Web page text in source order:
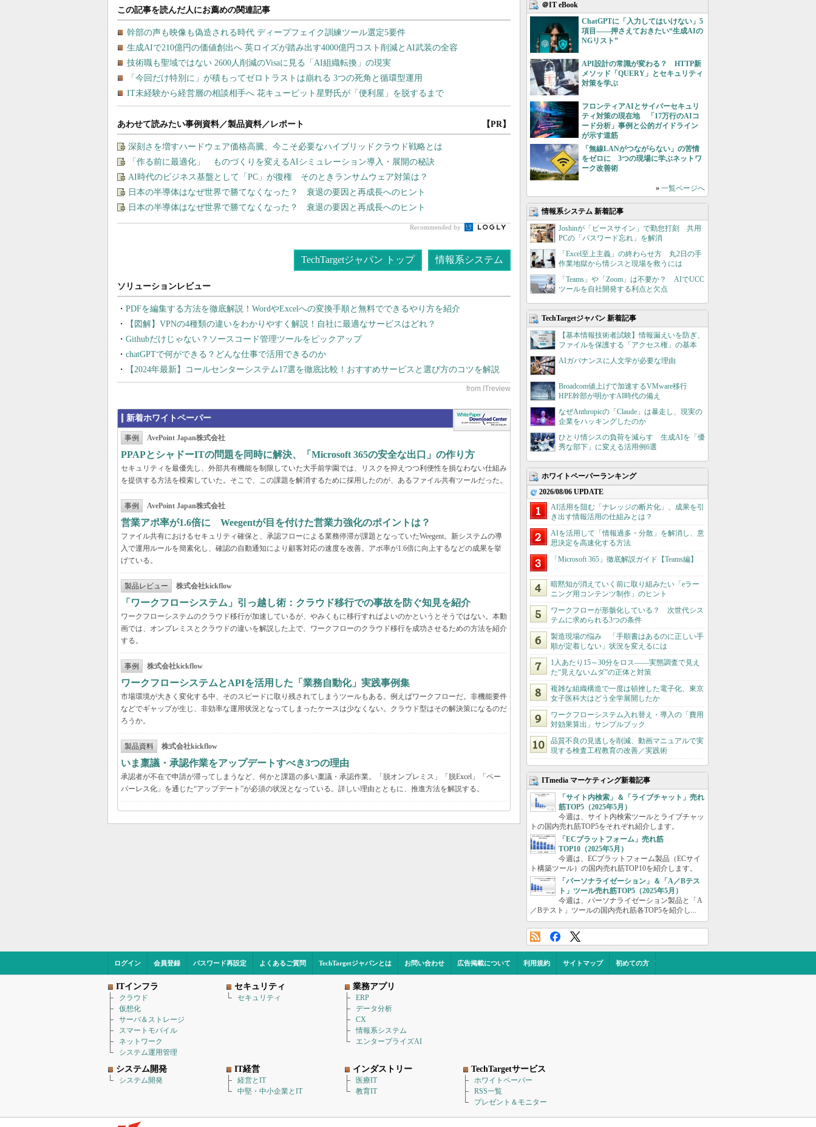
あわせて読みたい事例資料／製品資料／レポート 【PR】
深刻さを増すハードウェア価格高騰、今こそ必要なハイブリッドクラウド戦略とは
「作る前に最適化」 ものづくりを変えるAIシミュレーション導入・展開の秘訣
AI時代のビジネス基盤として「PC」が復権 そのときランサムウェア対策は？
日本の半導体はなぜ世界で勝てなくなった？ 衰退の要因と再成長へのヒント
日本の半導体はなぜ世界で勝てなくなった？ 衰退の要因と再成長へのヒント
Recommended by
TechTargetジャパン トップ 情報系システム
PDFを編集する方法を徹底解説！WordやExcelへの変換手順と無料でできるやり方を紹介
【図解】VPNの4種類の違いをわかりやすく解説！自社に最適なサービスはどれ？
Githubだけじゃない？ソースコード管理ツールをピックアップ
chatGPTで何ができる？どんな仕事で活用できるのか
【2024年最新】コールセンターシステム17選を徹底比較！おすすめサービスと選び方のコツを解説
新着ホワイトペーパー
事例 AvePoint Japan株式会社
PPAPとシャドーITの問題を同時に解決、「Microsoft 365の安全な出口」の作り方
セキュリティを最優先し、外部共有機能を制限していた大手前学園では、リスクを抑えつつ利便性を損なわない仕組み
を提供する方法を模索していた。そこで、この課題を解消するために採用したのが、あるファイル共有ツールだった。
事例 AvePoint Japan株式会社
営業アポ率が1.6倍に Weegentが目を付けた営業力強化のポイントは？
ファイル共有におけるセキュリティ確保と、承認フローによる業務停滞が課題となっていたWeegent。新システムの導
入で運用ルールを簡素化し、確認の自動通知により顧客対応の速度を改善。アポ率が1.6倍に向上するなどの成果を挙
げている。
製品レビュー 株式会社kickflow
「ワークフローシステム」引っ越し術：クラウド移行での事故を防ぐ知見を紹介
ワークフローシステムのクラウド移行が加速しているが、やみくもに移行すればよいのかというとそうではない。本動
画では、オンプレミスとクラウドの違いを解説した上で、ワークフローのクラウド移行を成功させるための方法を紹介
する。
事例 株式会社kickflow
ワークフローシステムとAPIを活用した「業務自動化」実践事例集
市場環境が大きく変化する中、そのスピードに取り残されてしまうツールもある。例えばワークフローだ。非機能要件
などでギャップが生じ、非効率な運用状況となってしまったケースは少なくない。クラウド型はその解決策になるのだ
ろうか。
製品資料 株式会社kickflow
いま稟議・承認作業をアップデートすべき3つの理由
承認者が不在で申請が滞ってしまうなど、何かと課題の多い稟議・承認作業。「脱オンプレミス」「脱Excel」「ペー
パーレス化」を通じた“アップデート”が必須の状況となっている。詳しい理由とともに、推進方法を解説する。
＠IT eBook
ChatGPTに「入力してはいけない」5
項目――押さえておきたい“生成AIの
NGリスト”
API設計の常識が変わる？ HTTP新
メソッド「QUERY」とセキュリティ
対策を学ぶ
フロンティアAIとサイバーセキュリ
ティ対策の現在地 「17万行のAIコ
ード分析」事例と公的ガイドライン
が示す道筋
「無線LANがつながらない」の苦情
をゼロに 3つの現場に学ぶネットワ
ーク改善術
» 一覧ページへ
情報系システム 新着記事
Joshinが「ピースサイン」で勤怠打刻 共用
PCの「パスワード忘れ」を解消
「Excel至上主義」の終わらせ方 丸2日の手
作業地獄から情シスと現場を救うには
「Teams」や「Zoom」は不要か？ AIでUCC
ツールを自社開発する利点と欠点
TechTargetジャパン 新着記事
【基本情報技術者試験】情報漏えいを防ぎ、
ファイルを保護する「アクセス権」の基本
AIガバナンスに人文学が必要な理由
Broadcom値上げで加速するVMware移行
HPE幹部が明かすAI時代の備え
なぜAnthropicの「Claude」は暴走し、現実の
企業をハッキングしたのか
ひとり情シスの負荷を減らす 生成AIを「優
秀な部下」に変える活用例6選
ホワイトペーパーランキング
2026/08/06 UPDATE
AI活用を阻む「ナレッジの断片化」、成果を引
き出す情報活用の仕組みとは？
AIを活用して「情報過多・分散」を解消し、意
思決定を高速化する方法
「Microsoft 365」徹底解説ガイド【Teams編】
暗黙知が消えていく前に取り組みたい「eラー
ニング用コンテンツ制作」のヒント
ワークフローが形骸化している？ 次世代シス
テムに求められる3つの条件
製造現場の悩み 「手順書はあるのに正しい手
順が定着しない」状況を変えるには
1人あたり15～30分をロス――実態調査で見え
た“見えないムダ”の正体と対策
複雑な組織構造で一度は頓挫した電子化、東京
女子医科大はどう全学展開したか
ワークフローシステム入れ替え・導入の「費用
対効果算出」サンプルブック
品質不良の見逃しを削減、動画マニュアルで実
現する検査工程教育の改善／実践術
ITmedia マーケティング新着記事
「サイト内検索」＆「ライブチャット」売れ
筋TOP5（2025年5月）
今週は、サイト内検索ツールとライブチャッ
トの国内売れ筋TOP5をそれぞれ紹介します。
「ECプラットフォーム」売れ筋
TOP10（2025年5月）
今週は、ECプラットフォーム製品（ECサイ
ト構築ツール）の国内売れ筋TOP10を紹介します。
「パーソナライゼーション」＆「A／Bテス
ト」ツール売れ筋TOP5（2025年5月）
今週は、パーソナライゼーション製品と「A
／Bテスト」ツールの国内売れ筋各TOP5を紹介し...
ログイン 会員登録 パスワード再設定 よくあるご質問 TechTargetジャパンとは お問い合わせ 広告掲載について 利用規約 サイトマップ 初めての方
ITインフラ
クラウド
仮想化
サーバ＆ストレージ
スマートモバイル
ネットワーク
システム運用管理
セキュリティ
セキュリティ
業務アプリ
ERP
データ分析
CX
情報系システム
エンタープライズAI
システム開発
システム開発
IT経営
経営とIT
中堅・中小企業とIT
インダストリー
医療IT
教育IT
TechTargetサービス
ホワイトペーパー
RSS一覧
プレゼント＆モニター